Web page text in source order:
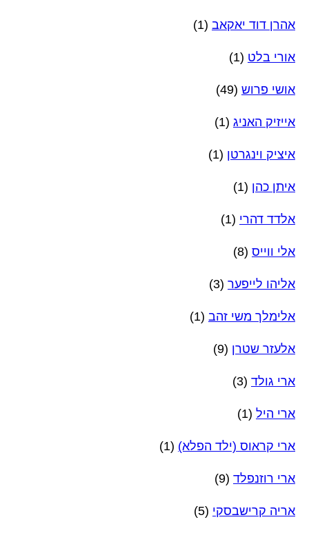
אהרן דוד יאקאב (1)
אורי בלט (1)
אושי פרוש (49)
אייזיק האניג (1)
איציק וינגרטן (1)
איתן כהן (1)
אלדד דהרי (1)
אלי ווייס (8)
אליהו לייפער (3)
אלימלך משי זהב (1)
אלעזר שטרן (9)
ארי גולד (3)
ארי היל (1)
ארי קראוס (ילד הפלא) (1)
ארי רוזנפלד (9)
אריה קרישבסקי (5)